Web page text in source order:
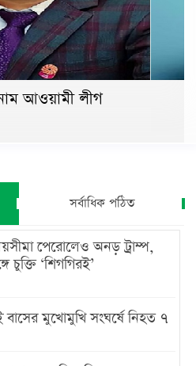
আওয়ামী লীগ
সর্বাধিক পঠিত
পেরোলেও অনড় ট্রাম্প,
চুক্তি ‘শিগগিরই’
বাসের মুখোমুখি সংঘর্ষে নিহত ৭